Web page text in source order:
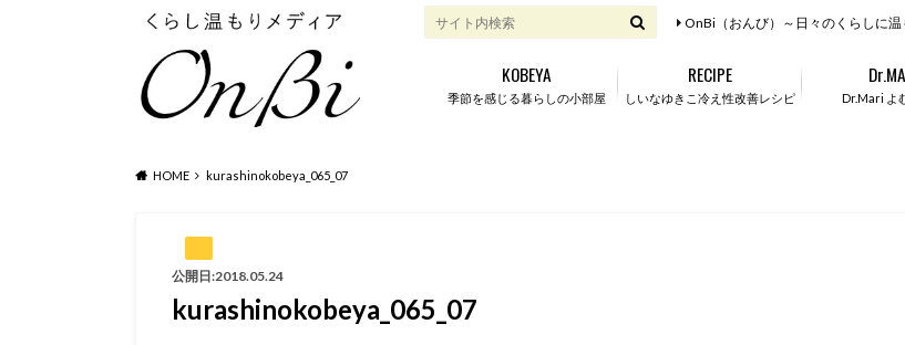
OnBi（おんび）～日々のくらしに温
季節を感じる暮らしの小部屋
KOBEYA
しいなゆきこ冷え性改善レシピ
RECIPE
Dr.Mari よ
HOME kurashinokobeya_065_07
公開日:2018.05.24
kurashinokobeya_065_07